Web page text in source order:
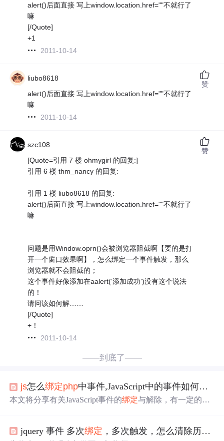
alert()后面直接 写上window.location.href=""不就行了
嘛
[/Quote]
+1
2011-10-14
liubo8618
alert()后面直接 写上window.location.href=""不就行了
嘛
2011-10-14
赞
szc108
[Quote=引用 7 楼 ohmygirl 的回复:]
引用 6 楼 thm_nancy 的回复:
引用 1 楼 liubo8618 的回复:
alert()后面直接 写上window.location.href=""不就行了
嘛
问题是用Window.oprn()会被浏览器阻截啊【要的是打
开一个窗口效果啊】，怎么绑定一个事件触发，那么
浏览器就不会阻截的；
这个事件好像添加在aalert(‘添加成功’)没有这个说法
的！
请问该如何解……
[/Quote]
+！
2011-10-14
赞
——到底了——
js怎么绑定php中事件,JavaScript中的事件如何进行
本文将分享有关JavaScript事件的绑定与解除，有一定的参
浏览器的行为，我们常常需要用到事件的 绑定，接下来将
jquery 事件 多次绑定 ，多次触发，怎么清除历史